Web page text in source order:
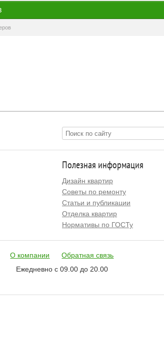
Полезная информация
Дизайн квартир
Советы по ремонту
Статьи и публикации
Отделка квартир
Нормативы по ГОСТу
О компании
Обратная связь
Ежедневно с 09.00 до 20.00